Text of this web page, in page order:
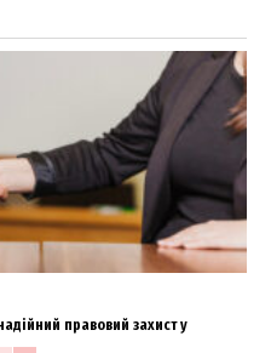
правовий захист у